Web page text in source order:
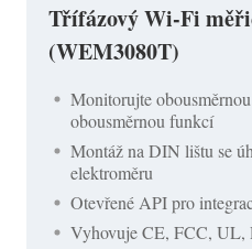
Třífázový Wi-Fi
(WEM3080T)
Monitorujte
obousměrnou funkcí
Montáž na DIN lištu se
elektroměru
Otevřené API pro
Vyhovuje CE, FCC, UL,